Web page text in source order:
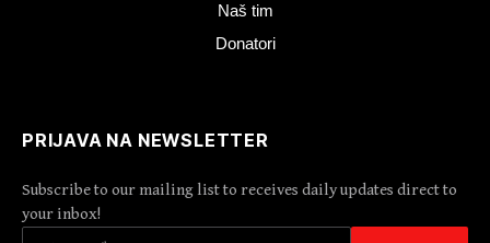
Naš tim
Donatori
PRIJAVA NA NEWSLETTER
Subscribe to our mailing list to receives daily updates direct to
your inbox!